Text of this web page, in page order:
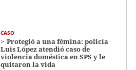
CASO
Protegió a una fémina: policía
Luis López atendió caso de
violencia doméstica en SPS y le
quitaron la vida